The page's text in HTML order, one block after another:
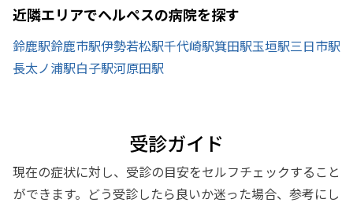
近隣エリアでヘルペスの病院を探す
鈴鹿駅鈴鹿市駅伊勢若松駅千代崎駅箕田駅玉垣駅三日市駅
長太ノ浦駅白子駅河原田駅
受診ガイド
現在の症状に対し、受診の目安をセルフチェックすること
ができます。どう受診したら良いか迷った場合、参考にし